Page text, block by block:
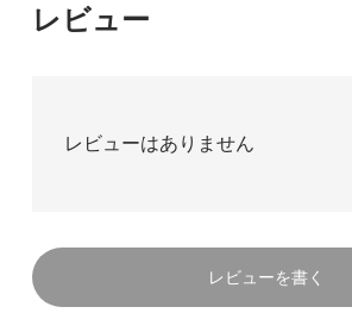
レビュー
レビューはありません
レビューを書く